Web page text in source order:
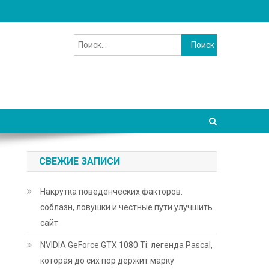
Найти:
СВЕЖИЕ ЗАПИСИ
Накрутка поведенческих факторов:
соблазн, ловушки и честные пути улучшить
сайт
NVIDIA GeForce GTX 1080 Ti: легенда Pascal,
которая до сих пор держит марку